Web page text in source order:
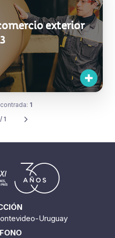
exterior
1
1
Uruguay